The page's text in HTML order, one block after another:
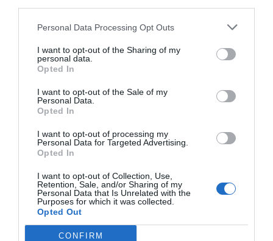
Personal Data Processing Opt Outs
I want to opt-out of the Sharing of my
personal data.
Opted In
I want to opt-out of the Sale of my
Personal Data.
Opted In
I want to opt-out of processing my
Personal Data for Targeted Advertising.
Opted In
I want to opt-out of Collection, Use,
Retention, Sale, and/or Sharing of my
Personal Data that Is Unrelated with the
Purposes for which it was collected.
Opted Out
CONFIRM
Índex
Circuito de Barcelona-Catalunya
MotoGP
Sportsdentro de 2Playbook Media.
como fuente preferida de Google
de forma gratuita
Mantente informado con las últimas noticias de actualidad.
Compartir
Imprimir